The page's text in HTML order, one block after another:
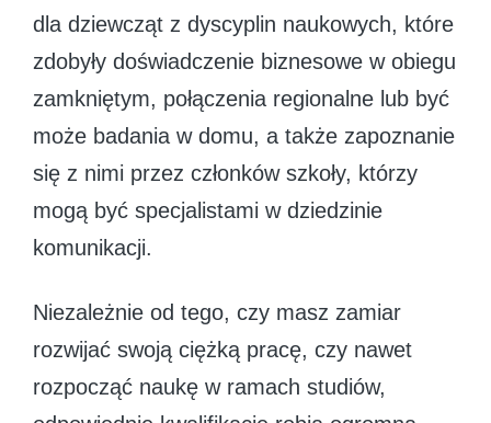
dla dziewcząt z dyscyplin naukowych, które
zdobyły doświadczenie biznesowe w obiegu
zamkniętym, połączenia regionalne lub być
może badania w domu, a także zapoznanie
się z nimi przez członków szkoły, którzy
mogą być specjalistami w dziedzinie
komunikacji.
Niezależnie od tego, czy masz zamiar
rozwijać swoją ciężką pracę, czy nawet
rozpocząć naukę w ramach studiów,